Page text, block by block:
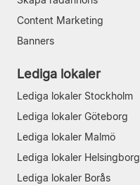
Content Marketing
Banners
Lediga lokaler
Lediga lokaler Stockholm
Lediga lokaler Göteborg
Lediga lokaler Malmö
Lediga lokaler Helsingborg
Lediga lokaler Borås